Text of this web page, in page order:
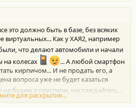
это должно быть в базе, без всяких
виртуальных... Как у ХАЯ2, например
что делают автомобили и начали
колесах
... А любой смартфон
кирпичом... И не продать его, а
вопроса уже не будет казаться
не будем о грустном, наслаждайтесь...
для раскрытия...